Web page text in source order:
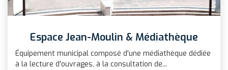
Espace Jean-Moulin & Médiathèque
Équipement municipal composé d'une médiathèque dédiée
à la lecture d'ouvrages, à la consultation de...